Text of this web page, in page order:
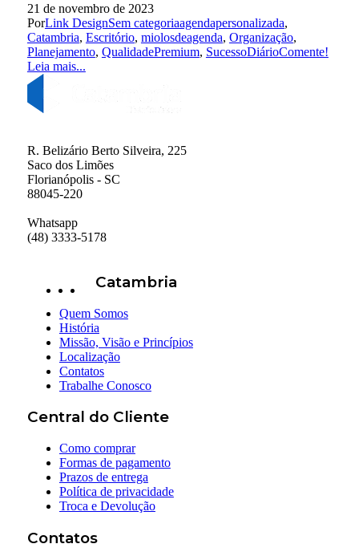
21 de novembro de 2023
PorLink DesignSem categoriaagendapersonalizada,
Catambria, Escritório, miolosdeagenda, Organização,
Planejamento, QualidadePremium, SucessoDiárioComente!
Leia mais...
R. Belizário Berto Silveira, 225
Saco dos Limões
Florianópolis - SC
88045-220
Whatsapp
(48) 3333-5178
Catambria
Quem Somos
História
Missão, Visão e Princípios
Localização
Contatos
Trabalhe Conosco
Central do Cliente
Como comprar
Formas de pagamento
Prazos de entrega
Política de privacidade
Troca e Devolução
Contatos